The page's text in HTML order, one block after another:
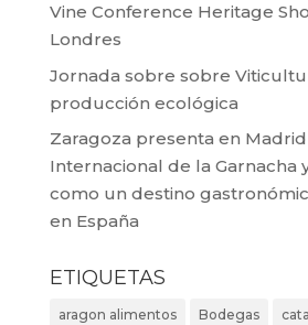
Vine Conference Heritage
Londres
Jornada sobre sobre
producción ecológica
Zaragoza presenta en
Internacional de la Garnacha
como un destino
en España
ETIQUETAS
aragon alimentos Bodegas